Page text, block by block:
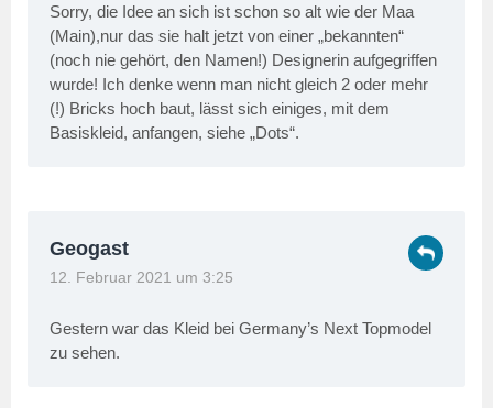
Sorry, die Idee an sich ist schon so alt wie der Maa
(Main),nur das sie halt jetzt von einer „bekannten“
(noch nie gehört, den Namen!) Designerin aufgegriffen
wurde! Ich denke wenn man nicht gleich 2 oder mehr
(!) Bricks hoch baut, lässt sich einiges, mit dem
Basiskleid, anfangen, siehe „Dots“.
Geogast
12. Februar 2021 um 3:25
Gestern war das Kleid bei Germany’s Next Topmodel
zu sehen.